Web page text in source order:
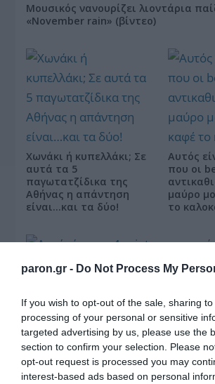
paron.gr - Do Not Process My
If you wish to opt-out of the sale, sharing
processing of your personal or sensitive
targeted advertising by us, please use the
section to confirm your selection. Please
opt-out request is processed you may
interest-based ads based on personal
Μουσικός νανουρίζει λιοντάρια
«November rain» (βίντεο)
Χωνάκι ή κυπελλάκι; Σε
αυτά τα 5
παγωτατζίδικα της
Αθήνας η απάντηση
είναι…και τα δύο!
Αυτός
που οι
μαύρο
το
σε κάθε παραλία φέτος!